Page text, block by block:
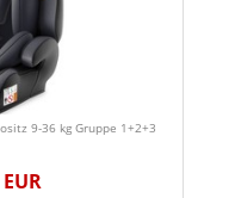
9-36 kg Gruppe 1+2+3